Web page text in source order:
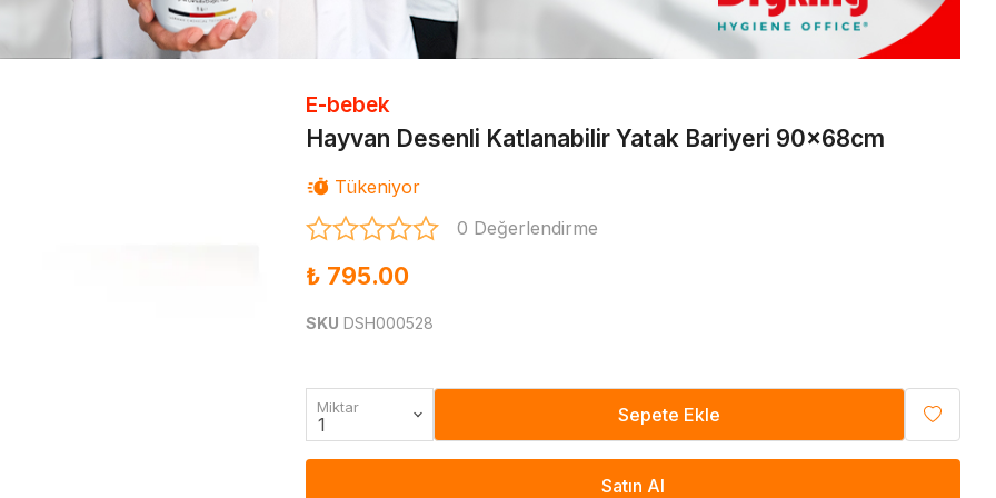
E-bebek
Hayvan Desenli Katlanabilir Yatak Bariyeri 90x68cm
Tükeniyor
0 Değerlendirme
₺ 795.00
SKU DSH000528
Miktar Sepete Ekle
Satın Al